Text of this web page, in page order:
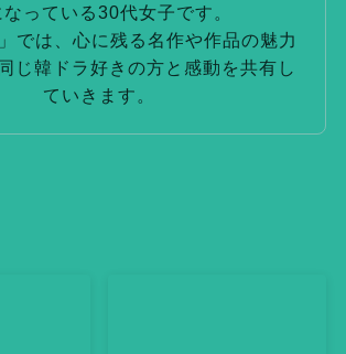
なっている30代女子です。
では、心に残る名作や作品の魅力
じ韓ドラ好きの方と感動を共有し
ていきます。